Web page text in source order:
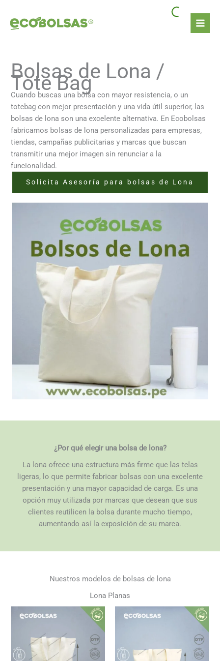
contenido
Bolsas de Lona /
Tote Bag
Cuando buscas una bolsa con mayor resistencia, o un
totebag con mejor presentación y una vida útil superior, las
bolsas de lona son una excelente alternativa. En Ecobolsas
fabricamos bolsas de lona personalizadas para empresas,
tiendas, campañas publicitarias y marcas que buscan
transmitir una mejor imagen sin renunciar a la
funcionalidad.
Solicita Asesoría para bolsas de Lona
¿Por qué elegir una bolsa de lona?
La lona ofrece una estructura más firme que las telas
ligeras, lo que permite fabricar bolsas con una excelente
presentación y una mayor capacidad de carga. Es una
opción muy utilizada por marcas que desean que sus
clientes reutilicen la bolsa durante mucho tiempo,
aumentando así la exposición de su marca.
Nuestros modelos de bolsas de lona
Lona Planas